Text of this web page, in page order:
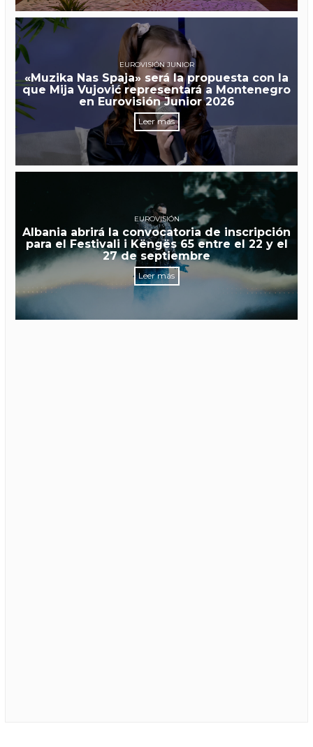
EUROVISIÓN JUNIOR
«Muzika Nas Spaja» será la propuesta con la
que Mija Vujović representará a Montenegro
en Eurovisión Junior 2026
Leer más
EUROVISIÓN
Albania abrirá la convocatoria de inscripción
para el Festivali i Këngës 65 entre el 22 y el
27 de septiembre
Leer más